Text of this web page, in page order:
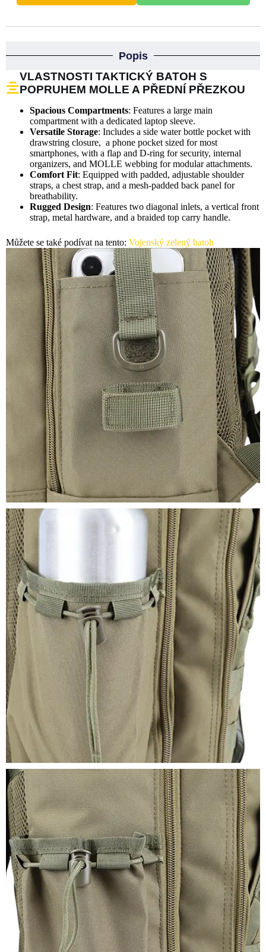
Popis
VLASTNOSTI TAKTICKÝ BATOH S
POPRUHEM MOLLE A PŘEDNÍ PŘEZKOU
Spacious Compartments: Features a large main
compartment with a dedicated laptop sleeve.
Versatile Storage: Includes a side water bottle pocket with
drawstring closure, a phone pocket sized for most
smartphones, with a flap and D-ring for security, internal
organizers, and MOLLE webbing for modular attachments.
Comfort Fit: Equipped with padded, adjustable shoulder
straps, a chest strap, and a mesh-padded back panel for
breathability.
Rugged Design: Features two diagonal inlets, a vertical front
strap, metal hardware, and a braided top carry handle.
Můžete se také podívat na tento: Vojenský zelený batoh